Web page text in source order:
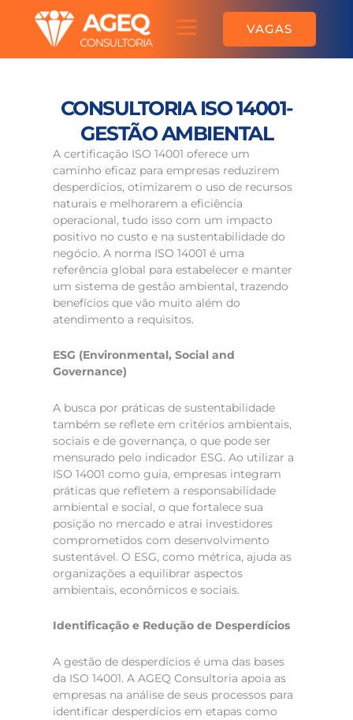
conteúdo
MenuVAGAS
CONSULTORIA ISO 14001-
GESTÃO AMBIENTAL
A certificação ISO 14001 oferece um
caminho eficaz para empresas reduzirem
desperdícios, otimizarem o uso de recursos
naturais e melhorarem a eficiência
operacional, tudo isso com um impacto
positivo no custo e na sustentabilidade do
negócio. A norma ISO 14001 é uma
referência global para estabelecer e manter
um sistema de gestão ambiental, trazendo
benefícios que vão muito além do
atendimento a requisitos.
ESG (Environmental, Social and
Governance)
A busca por práticas de sustentabilidade
também se reflete em critérios ambientais,
sociais e de governança, o que pode ser
mensurado pelo indicador ESG. Ao utilizar a
ISO 14001 como guia, empresas integram
práticas que refletem a responsabilidade
ambiental e social, o que fortalece sua
posição no mercado e atrai investidores
comprometidos com desenvolvimento
sustentável. O ESG, como métrica, ajuda as
organizações a equilibrar aspectos
ambientais, econômicos e sociais.
Identificação e Redução de Desperdícios
A gestão de desperdícios é uma das bases
da ISO 14001. A AGEQ Consultoria apoia as
empresas na análise de seus processos para
identificar desperdícios em etapas como